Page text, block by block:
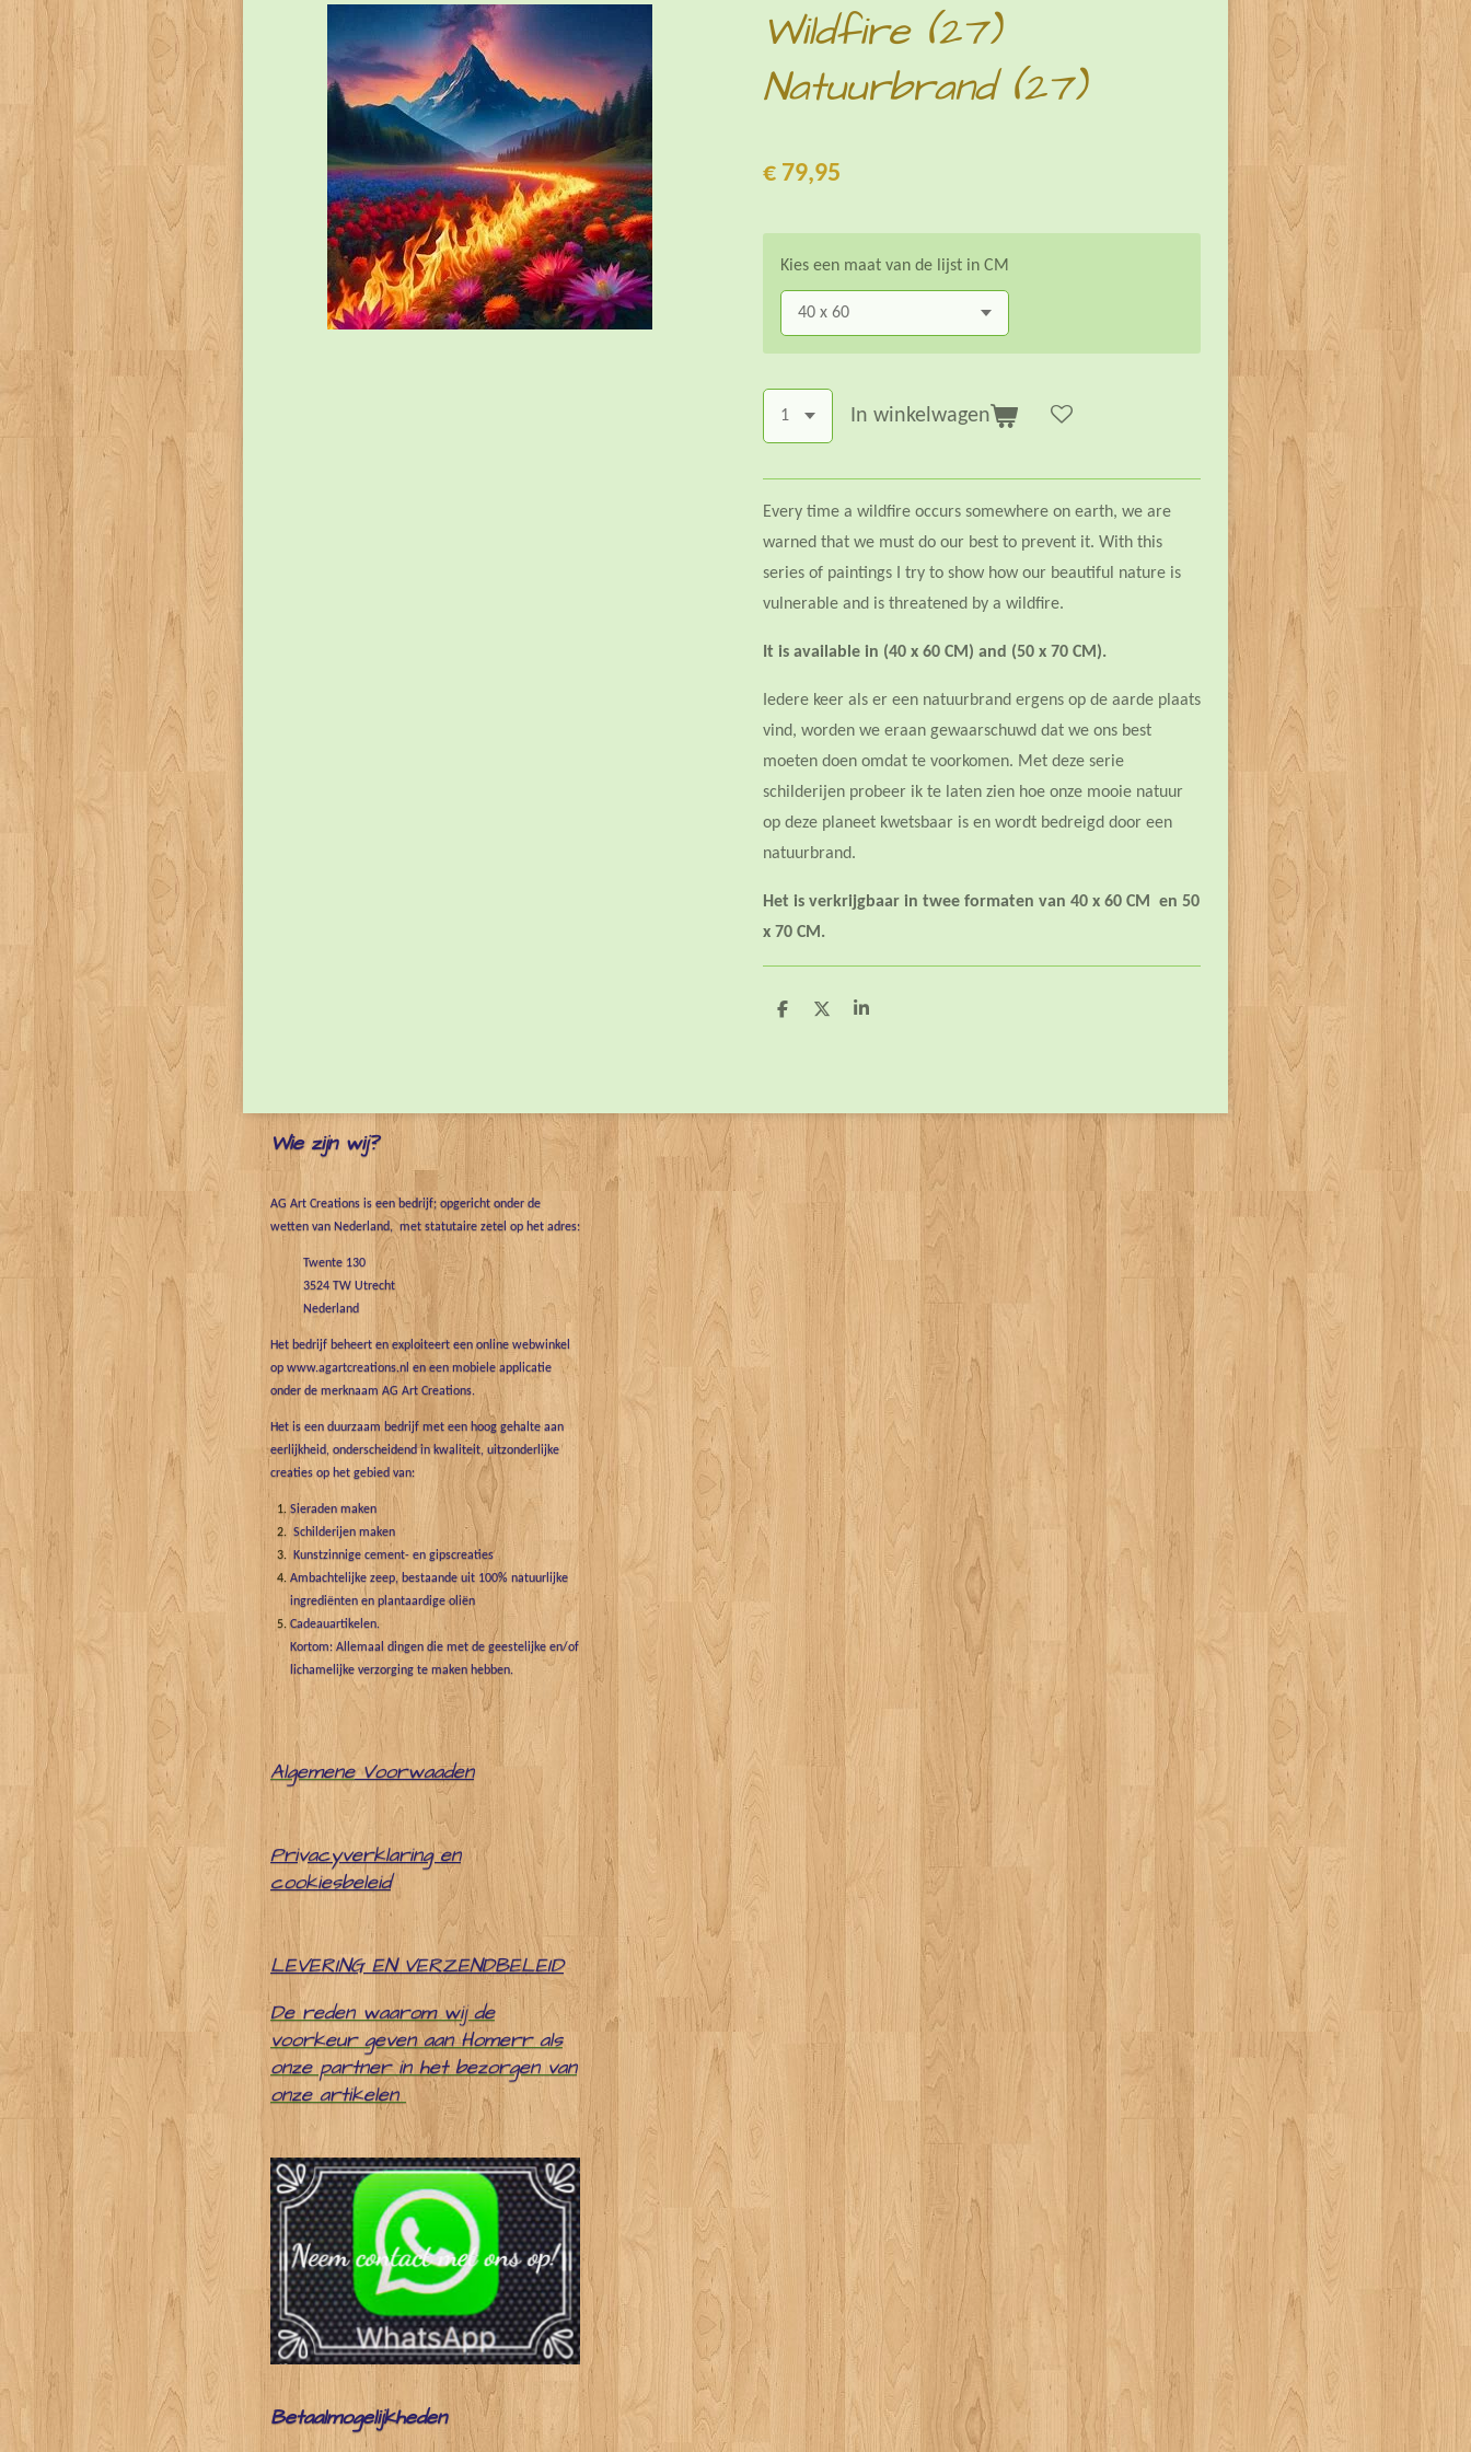
Wildfire (27)
Natuurbrand (27)
€ 79,95
Kies een maat van de lijst in CM
In winkelwagen
Every time a wildfire occurs somewhere on earth, we are
warned that we must do our best to prevent it. With this
series of paintings I try to show how our beautiful nature is
vulnerable and is threatened by a wildfire.
It is available in (40 x 60 CM) and (50 x 70 CM).
Iedere keer als er een natuurbrand ergens op de aarde plaats
vind, worden we eraan gewaarschuwd dat we ons best
moeten doen omdat te voorkomen. Met deze serie
schilderijen probeer ik te laten zien hoe onze mooie natuur
op deze planeet kwetsbaar is en wordt bedreigd door een
natuurbrand.
Het is verkrijgbaar in twee formaten van 40 x 60 CM en 50
x 70 CM.
D
D
S
Wie zijn wij?
AG Art Creations is een bedrijf; opgericht onder de
wetten van Nederland, met statutaire zetel op het adres:
Twente 130
3524 TW Utrecht
Nederland
Het bedrijf beheert en exploiteert een online webwinkel
op www.agartcreations.nl en een mobiele applicatie
onder de merknaam AG Art Creations.
Het is een duurzaam bedrijf met een hoog gehalte aan
eerlijkheid, onderscheidend in kwaliteit, uitzonderlijke
creaties op het gebied van:
Sieraden maken
Schilderijen maken
Kunstzinnige cement- en gipscreaties
Ambachtelijke zeep, bestaande uit 100% natuurlijke
ingrediënten en plantaardige oliën
Cadeauartikelen.
Kortom: Allemaal dingen die met de geestelijke en/of
lichamelijke verzorging te maken hebben.
Algemene Voorwaaden
Privacyverklaring en
cookiesbeleid
LEVERING EN VERZENDBELEID
De reden waarom wij de
voorkeur geven aan Homerr als
onze partner in het bezorgen van
onze artikelen
Betaalmogelijkheden